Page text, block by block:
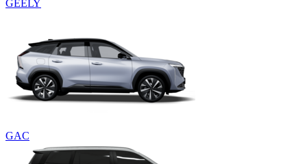
GEELY
GAC